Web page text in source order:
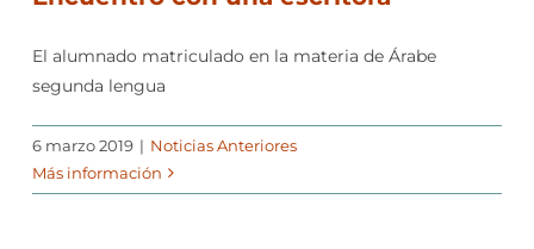
El alumnado matriculado en la materia de Árabe
segunda lengua
6 marzo 2019 | Noticias Anteriores
Más información